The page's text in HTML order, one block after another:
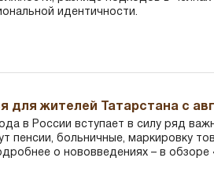
идентичности.
для жителей Татарстана с
в России вступает в силу ряд
пенсии, больничные, маркировку
о нововведениях – в обзоре